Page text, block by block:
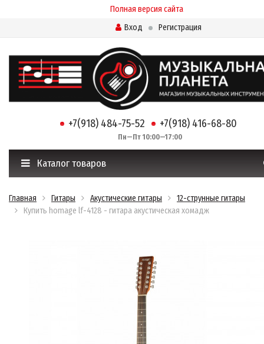
Полная версия сайта
Вход
Регистрация
+7(918) 484-75-52 +7(918) 416-68-80
Пн—Пт 10:00—17:00
Каталог товаров
Главная Гитары Акустические гитары
12-струнные гитары
Купить homage lf-4128 - гитара акустическая хомадж